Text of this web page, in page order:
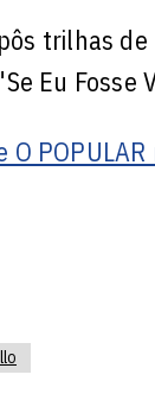
trilhas
Eu
O